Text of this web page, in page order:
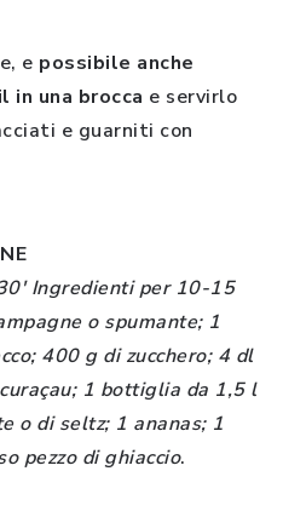
e possibile anche
in una brocca e servirlo
e guarniti con
Ingredienti per 10-15
o spumante; 1
400 g di zucchero; 4 dl
1 bottiglia da 1,5 l
o di seltz; 1 ananas; 1
pezzo di ghiaccio.